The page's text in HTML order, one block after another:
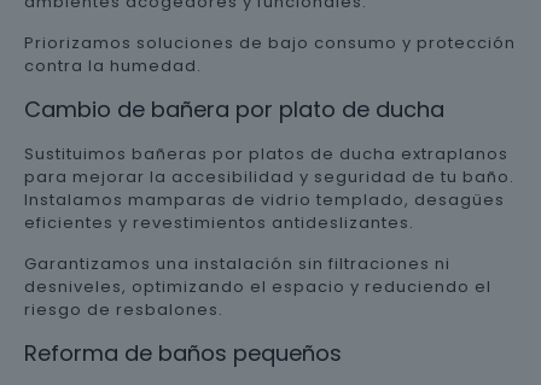
Priorizamos soluciones de bajo consumo y protección
contra la humedad.
Cambio de bañera por plato de ducha
Sustituimos bañeras por platos de ducha extraplanos
para mejorar la accesibilidad y seguridad de tu baño.
Instalamos mamparas de vidrio templado, desagües
eficientes y revestimientos antideslizantes.
Garantizamos una instalación sin filtraciones ni
desniveles, optimizando el espacio y reduciendo el
riesgo de resbalones.
Reforma de baños pequeños